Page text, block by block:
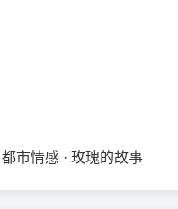
都市情感 · 玫瑰的故事